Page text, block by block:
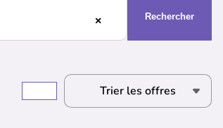
× Rechercher